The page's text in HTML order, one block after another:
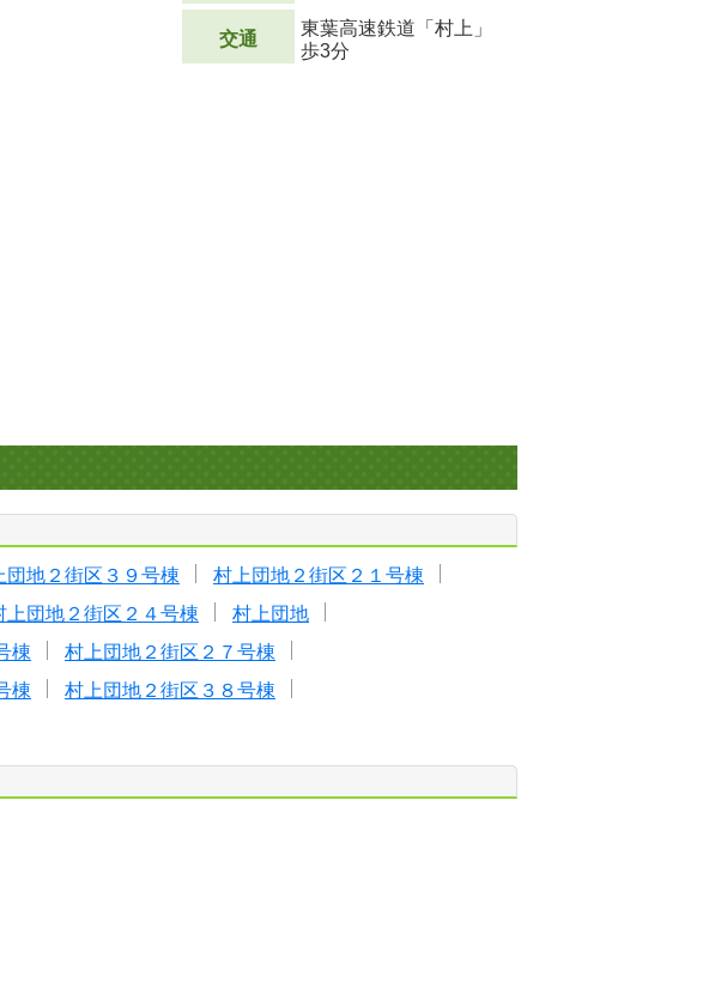
交通
東葉高速鉄道「村上」
歩3分
団地２街区３９号棟
村上団地２街区２１号棟
上団地２街区２４号棟
村上団地
棟
村上団地２街区２７号棟
棟
村上団地２街区３８号棟